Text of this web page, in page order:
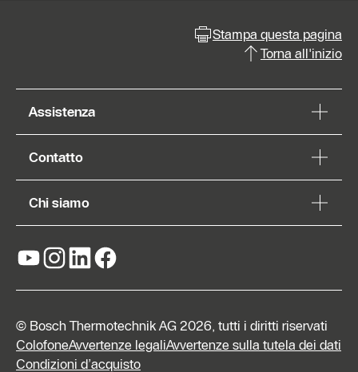
Stampa questa pagina
Torna all'inizio
Assistenza
Contatto
Chi siamo
© Bosch Thermotechnik AG 2026, tutti i diritti riservati
ColofoneAvvertenze legaliAvvertenze sulla tutela dei dati
Condizioni d’acquisto